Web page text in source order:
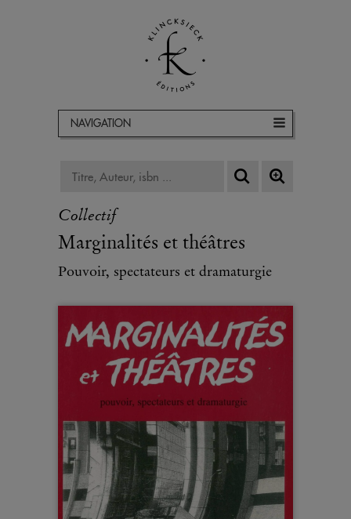
NAVIGATION
Collectif
Marginalités et théâtres
Pouvoir, spectateurs et dramaturgie